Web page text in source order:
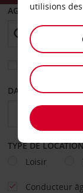
AGENCE DE
DATE DE DÉPART
TYPE DE
Loisir
Conducteur
utilisions